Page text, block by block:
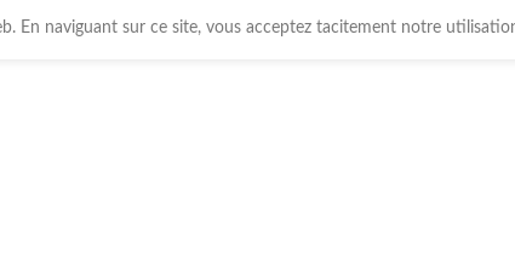
En naviguant sur ce site, vous acceptez tacitement notre